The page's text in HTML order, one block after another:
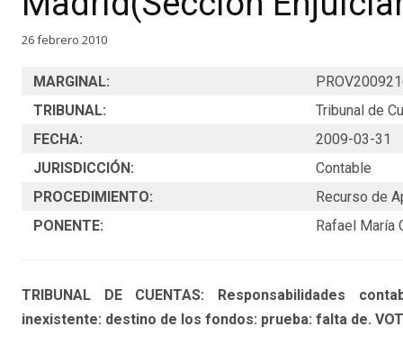
26 febrero 2010
MARGINAL:
TRIBUNAL:
Tribunal de
FECHA:
2009-03-31
JURISDICCIÓN:
Contable
PROCEDIMIENTO:
Recurso de
PONENTE:
Rafael María
TRIBUNAL DE CUENTAS: Responsabilidades
inexistente: destino de los fondos: prueba: falta de.